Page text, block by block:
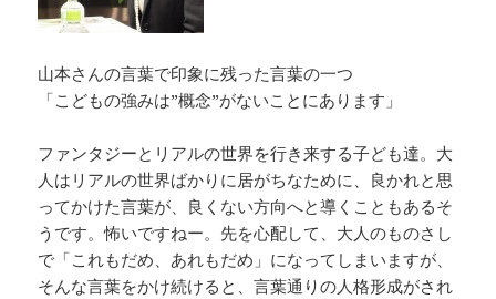
山本さんの言葉で印象に残った言葉の一つ
「こどもの強みは”概念”がないことにあります」
ファンタジーとリアルの世界を行き来する子ども達。大
人はリアルの世界ばかりに居がちなために、良かれと思
ってかけた言葉が、良くない方向へと導くこともあるそ
うです。怖いですねー。先を心配して、大人のものさし
で「これもだめ、あれもだめ」になってしまいますが、
そんな言葉をかけ続けると、言葉通りの人格形成がされ